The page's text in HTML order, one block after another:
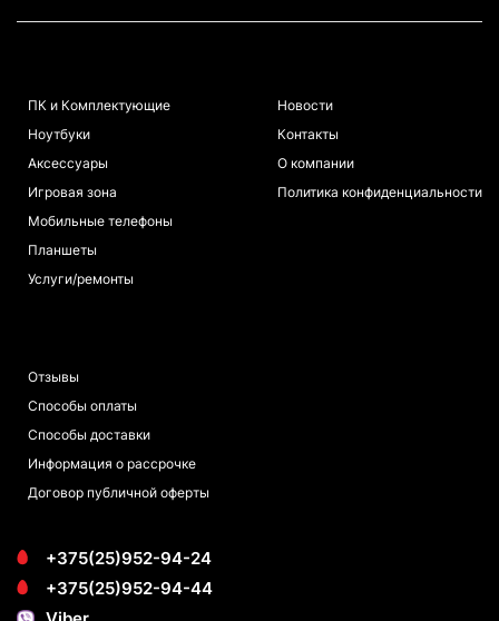
ПК и Комплектующие
Ноутбуки
Аксессуары
Игровая зона
Мобильные телефоны
Планшеты
Услуги/ремонты
Новости
Контакты
О компании
Политика конфиденциальности
Отзывы
Способы оплаты
Способы доставки
Информация о рассрочке
Договор публичной оферты
+375(25)952-94-24
+375(25)952-94-44